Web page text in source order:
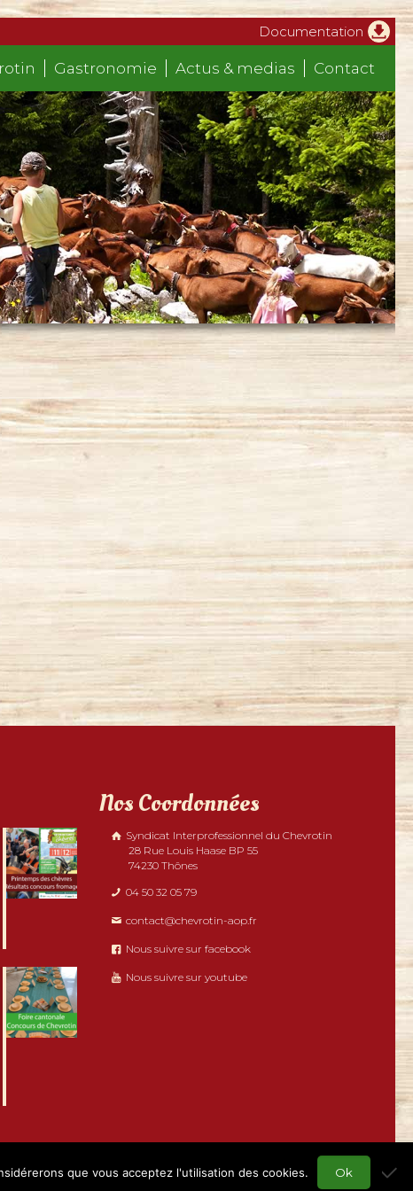
Documentation
Gastronomie Actus & medias Contact
Nos Coordonnées
Syndicat Interprofessionnel du Chevrotin
28 Rue Louis Haase BP 55
74230 Thônes
04 50 32 05 79
contact@chevrotin-aop.fr
Nous suivre sur facebook
Nous suivre sur youtube
que vous acceptez l'utilisation des cookies. Ok